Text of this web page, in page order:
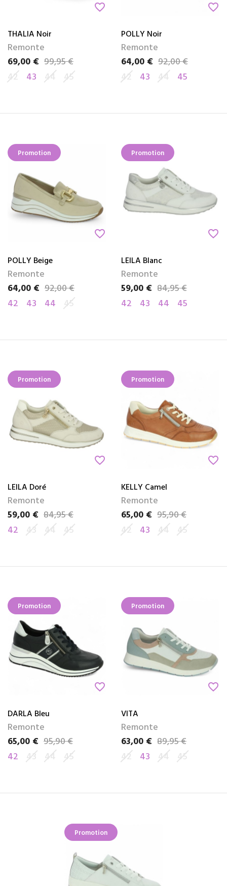
favorite_border
THALIA Noir
Remonte
Prix
69,00 €
Prix de base99,95 €
42
43 44 45
favorite_border
POLLY Noir
Remonte
Prix
64,00 €
Prix de base92,00 €
42
43 44 45
Promotion
favorite_border
POLLY Beige
Remonte
Prix
64,00 €
Prix de base92,00 €
42
43 44 45
Promotion
favorite_border
LEILA Blanc
Remonte
Prix
59,00 €
Prix de base84,95 €
42
43 44 45
Promotion
favorite_border
LEILA Doré
Remonte
Prix
59,00 €
Prix de base84,95 €
42 43 44 45
Promotion
favorite_border
KELLY Camel
Remonte
Prix
65,00 €
Prix de base95,90 €
42
43 44 45
Promotion
favorite_border
DARLA Bleu
Remonte
Prix
65,00 €
Prix de base95,90 €
42 43 44 45
Promotion
favorite_border
VITA
Remonte
Prix
63,00 €
Prix de base89,95 €
42
43 44 45
Promotion